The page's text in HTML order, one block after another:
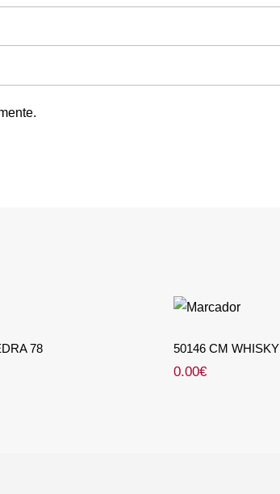
PIEDRA 78
78
50146 CM
50146 CM
0.00€